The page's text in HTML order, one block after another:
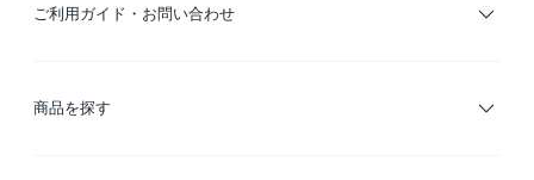
ご利用ガイド・お問い合わせ
ご利用ガイド
商品を探す